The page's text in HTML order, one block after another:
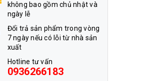
không bao gồm chủ nhật và
ngày lễ
Đổi trả sản phẩm trong vòng
7 ngày nếu có lỗi từ nhà sản
xuất
Hotline tư vấn
0936266183